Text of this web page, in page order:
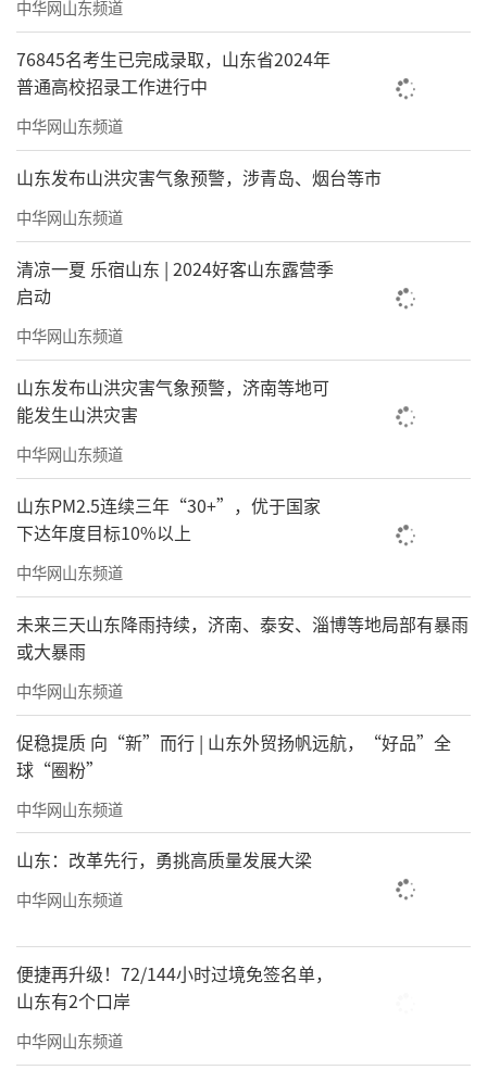
中华网山东频道
76845名考生已完成录取，山东省2024年
普通高校招录工作进行中
中华网山东频道
山东发布山洪灾害气象预警，涉青岛、烟台等市
中华网山东频道
清凉一夏 乐宿山东 | 2024好客山东露营季
启动
中华网山东频道
山东发布山洪灾害气象预警，济南等地可
能发生山洪灾害
中华网山东频道
山东PM2.5连续三年“30+”，优于国家
下达年度目标10%以上
中华网山东频道
未来三天山东降雨持续，济南、泰安、淄博等地局部有暴雨
或大暴雨
中华网山东频道
促稳提质 向“新”而行 | 山东外贸扬帆远航，“好品”全
球“圈粉”
中华网山东频道
山东：改革先行，勇挑高质量发展大梁
中华网山东频道
便捷再升级！72/144小时过境免签名单，
山东有2个口岸
中华网山东频道